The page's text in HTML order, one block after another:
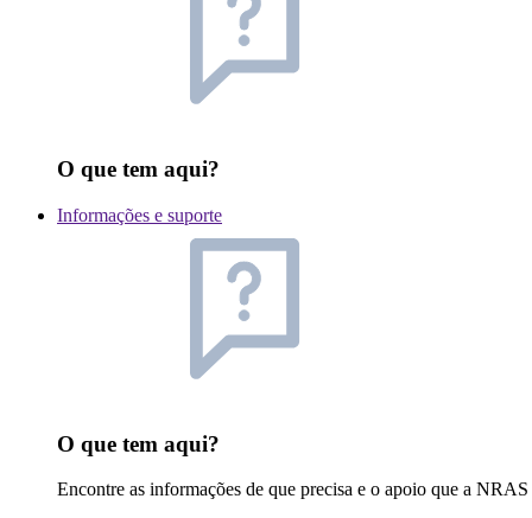
O que tem aqui?
Informações e suporte
O que tem aqui?
Encontre as informações de que precisa e o apoio que a NRAS